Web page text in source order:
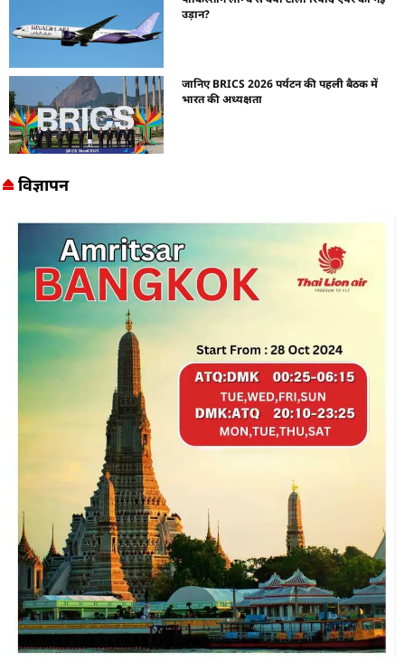
उड़ान?
जानिए BRICS 2026 पर्यटन की पहली बैठक में
भारत की अध्यक्षता
विज्ञापन